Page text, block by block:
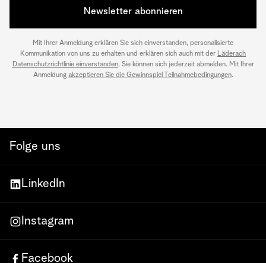
Newsletter abonnieren
Mit Ihrer Anmeldung erklären Sie sich einverstanden, personalisierte
Kommunikation von uns zu erhalten und erklären sich auch mit der Läderach
Datenschutzrichtlinie einverstanden. Sie können sich jederzeit abmelden. Mit Ihrer
Anmeldung akzeptieren Sie die Gewinnspiel Teilnahmebedingungen.
Folge uns
LinkedIn
Instagram
Facebook